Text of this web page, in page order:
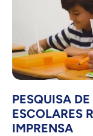
PESQUISA
ESCOLARES
IMPRENSA